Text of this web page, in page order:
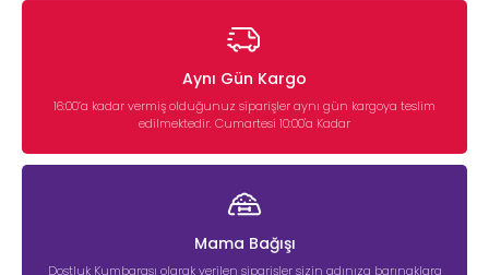
Aynı Gün Kargo
16:00’a kadar vermiş olduğunuz siparişler aynı gün kargoya teslim
edilmektedir. Cumartesi 10:00'a Kadar
Mama Bağışı
Dostluk Kumbarası olarak verilen siparişler sizin adınıza barınaklara